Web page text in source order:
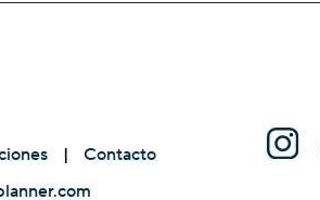
|
Contacto